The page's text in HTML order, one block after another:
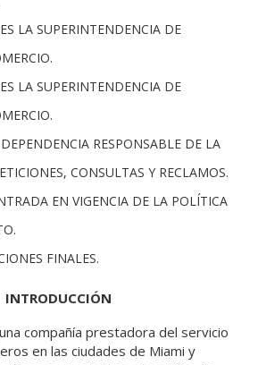
LA SUPERINTENDENCIA DE
LA SUPERINTENDENCIA DE
RESPONSABLE DE LA
CONSULTAS Y RECLAMOS.
EN VIGENCIA DE LA POLÍTICA
FINALES.
INTRODUCCIÓN
compañía prestadora del servicio
en las ciudades de Miami y